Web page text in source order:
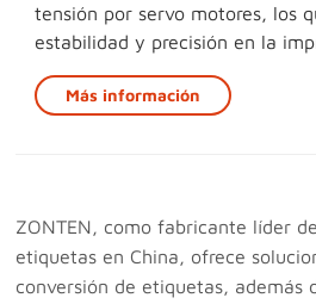
tensión por servo motores, los
estabilidad y precisión en la
Más información
ZONTEN, como fabricante líder
etiquetas en China, ofrece
conversión de etiquetas, además